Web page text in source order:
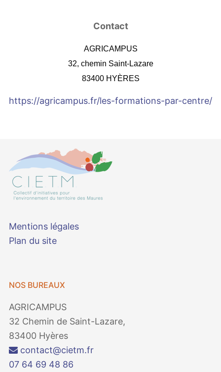
Contact
AGRICAMPUS
32, chemin Saint-Lazare
83400 HYÈRES
https://agricampus.fr/les-formations-par-centre/
Mentions légales
Plan du site
NOS BUREAUX
AGRICAMPUS
32 Chemin de Saint-Lazare,
83400 Hyères
contact@cietm.fr
07 64 69 48 86